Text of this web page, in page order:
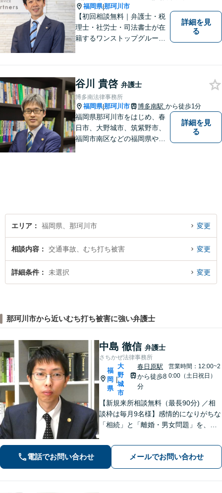
福岡県|那珂川市
【初回相談無料｜弁護士・税
理士・社労士・司法書士が在
籍するワンストップグルー
等複数士業の知識が必要な案
件を一括して対応。九州トッ
プクラスの豊富な実績。
詳細を見
る
谷川 貴啓 弁護士
博多南法律事務所
福岡県|那珂川市 博多南駅 から徒歩1分
福岡県那珂川市をはじめ、春
日市、大野城市、筑紫野市、
福岡市南区などの福岡県や九
テラス利用可】
詳細を見
る
エリア 福岡県、那珂川市 変更
相談内容 交通事故、むち打ち被害 変更
詳細条件 未選択 変更
那珂川市から近いむち打ち被害に強い弁護士
中島 徹信 弁護士
さちかぜ法律事務所
福
岡
県
|
大
野
城
市
春日原駅
から徒歩8
分
営業時間：12:00~2
0:00（土日祝日）
【新規来所相談無料（最長90分) ／相
談枠は毎月9名様】感情的になりがちな
「相続」と「離婚・男女問題」を、穏
務」の分析・研究なくして、にわか知
識・独自の見解では闘えません。「借
金問題」も私が一貫して全工程を対応
します。
電話でお問い合わせ メールでお問い合わせ